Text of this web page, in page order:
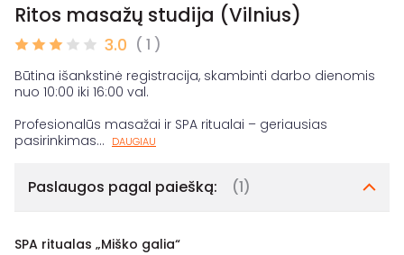
Ritos masažų studija (Vilnius)
3.0 ( 1 )
Būtina išankstinė registracija, skambinti darbo dienomis
nuo 10:00 iki 16:00 val.
Profesionalūs masažai ir SPA ritualai – geriausias
pasirinkimas... DAUGIAU
Paslaugos pagal paiešką: (1)
SPA ritualas „Miško galia“